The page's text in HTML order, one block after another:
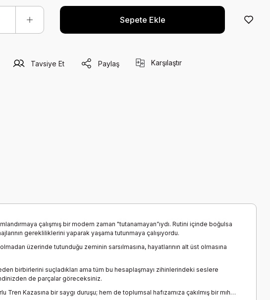
Sepete Ekle
Tavsiye Et Paylaş Karşılaştır
çalışmış bir modern zaman "tutanamayan”ıydı. Rutini içinde boğulsa
gerekliliklerini yaparak yaşama tutunmaya çalışıyordu.
üzerinde tutunduğu zeminin sarsılmasına, hayatlarının alt üst olmasına
birbirlerini suçladıkları ama tüm bu hesaplaşmayı zihinlerindeki seslere
de parçalar göreceksiniz.
Kazasına bir saygı duruşu; hem de toplumsal hafızamıza çakılmış bir mıh…